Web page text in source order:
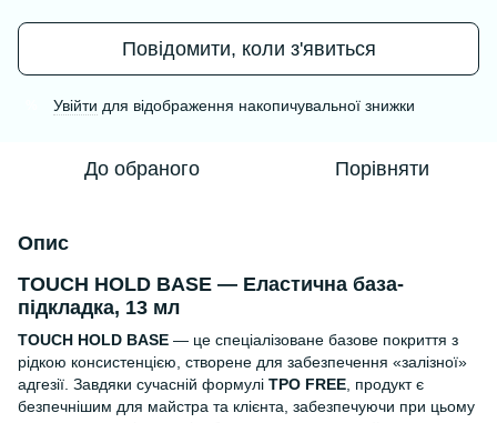
Повідомити, коли з'явиться
Увійти для відображення накопичувальної знижки
До обраного Порівняти
Опис
TOUCH HOLD BASE — Еластична база-
підкладка, 13 мл
TOUCH HOLD BASE — це спеціалізоване базове покриття з
рідкою консистенцією, створене для забезпечення «залізної»
адгезії. Завдяки сучасній формулі TPO FREE, продукт є
безпечнішим для майстра та клієнта, забезпечуючи при цьому